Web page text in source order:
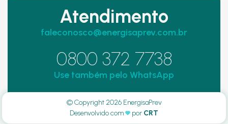
Atendimento
faleconosco@energisaprev.com.br
0800 372 7738
Use também pelo WhatsApp
© Copyright 2026 EnergisaPrev
Desenvolvido com
por CRT